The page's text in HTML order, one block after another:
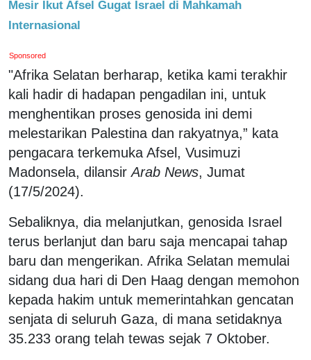
Mesir Ikut Afsel Gugat Israel di Mahkamah
Internasional
Sponsored
"Afrika Selatan berharap, ketika kami terakhir
kali hadir di hadapan pengadilan ini, untuk
menghentikan proses genosida ini demi
melestarikan Palestina dan rakyatnya,” kata
pengacara terkemuka Afsel, Vusimuzi
Madonsela, dilansirArab News, Jumat
(17/5/2024).
Sebaliknya, dia melanjutkan, genosida Israel
terus berlanjut dan baru saja mencapai tahap
baru dan mengerikan. Afrika Selatan memulai
sidang dua hari di Den Haag dengan memohon
kepada hakim untuk memerintahkan gencatan
senjata di seluruh Gaza, di mana setidaknya
35.233 orang telah tewas sejak 7 Oktober.